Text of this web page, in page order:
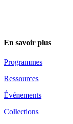
En savoir plus
Programmes
Ressources
Événements
Collections